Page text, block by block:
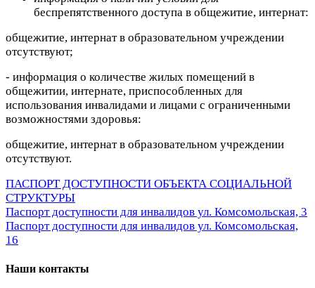
беспрепятственного доступа в общежитие, интернат:
общежитие, интернат в образовательном учреждении
отсутствуют;
- информация о количестве жилых помещений в
общежитии, интернате, приспособленных для
использования инвалидами и лицами с ограниченными
возможностями здоровья:
общежитие, интернат в образовательном учреждении
отсутствуют.
ПАСПОРТ ДОСТУПНОСТИ ОБЪЕКТА СОЦИАЛЬНОЙ
СТРУКТУРЫ
Паспорт доступности для инвалидов ул. Комсомольская, 3
Паспорт доступности для инвалидов ул. Комсомольская,
16
Наши контакты